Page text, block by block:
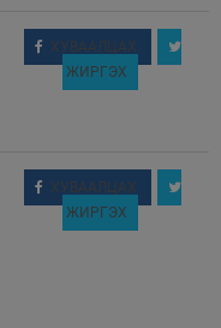
ХУВААЛЦАХ
ЖИРГЭХ
ХУВААЛЦАХ
ЖИРГЭХ